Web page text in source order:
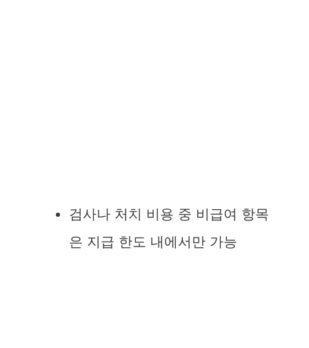
검사나 처치 비용 중 비급여 항목
은 지급 한도 내에서만 가능